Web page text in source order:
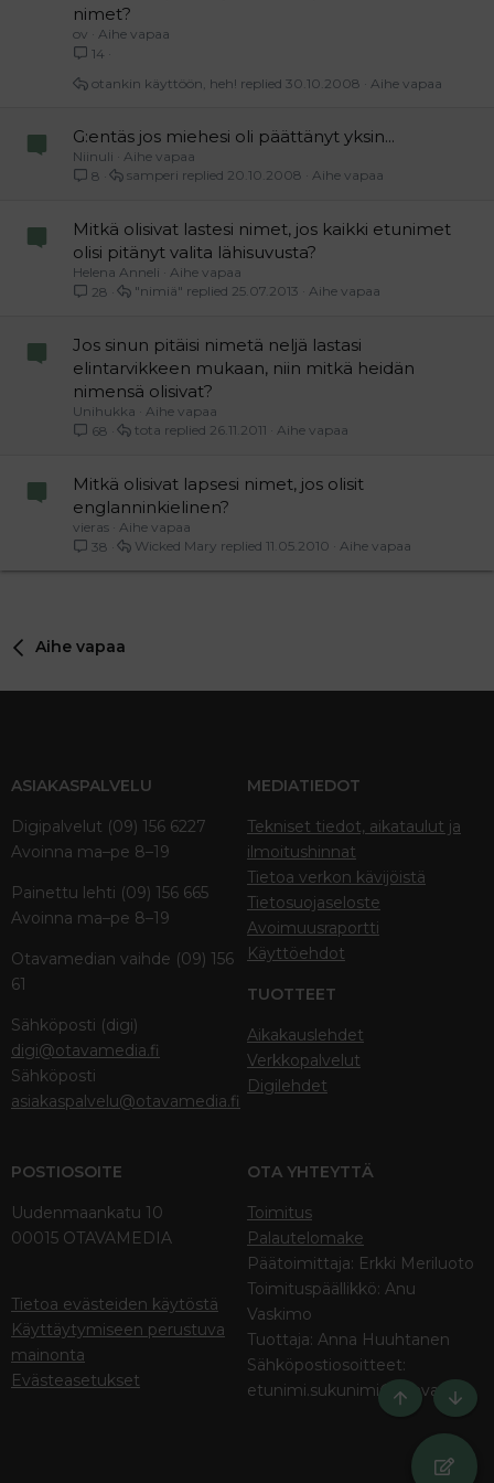
nimet?
ov
Aihe vapaa
14
Aihe vapaa
30.10.2008
otankin käyttöön, heh!
G:entäs jos miehesi oli päättänyt yksin...
Niinuli
Aihe vapaa
8
Aihe vapaa
20.10.2008
samperi
Mitkä olisivat lastesi nimet, jos kaikki etunimet
olisi pitänyt valita lähisuvusta?
Helena Anneli
Aihe vapaa
28
Aihe vapaa
25.07.2013
"nimiä"
Jos sinun pitäisi nimetä neljä lastasi
elintarvikkeen mukaan, niin mitkä heidän
nimensä olisivat?
Unihukka
Aihe vapaa
68
Aihe vapaa
26.11.2011
tota
Mitkä olisivat lapsesi nimet, jos olisit
englanninkielinen?
vieras Aihe vapaa
38
Aihe vapaa
11.05.2010
Wicked Mary
Aihe vapaa
ASIAKASPALVELU
Digipalvelut (09) 156 6227
Avoinna ma–pe 8–19
Painettu lehti (09) 156 665
Avoinna ma–pe 8–19
Otavamedian vaihde (09) 156
61
Sähköposti (digi)
digi@otavamedia.fi
Sähköposti
asiakaspalvelu@otavamedia.fi
MEDIATIEDOT
Tekniset tiedot, aikataulut ja
ilmoitushinnat
Tietoa verkon kävijöistä
Tietosuojaseloste
Avoimuusraportti
Käyttöehdot
TUOTTEET
Aikakauslehdet
Verkkopalvelut
Digilehdet
POSTIOSOITE
Uudenmaankatu 10
00015 OTAVAMEDIA
Tietoa evästeiden käytöstä
Käyttäytymiseen perustuva
mainonta
Evästeasetukset
OTA YHTEYTTÄ
Toimitus
Palautelomake
Päätoimittaja: Erkki Meriluoto
Toimituspäällikkö: Anu
Vaskimo
Tuottaja: Anna Huuhtanen
Sähköpostiosoitteet:
etunimi.sukunimi@otava.fi
Ylös